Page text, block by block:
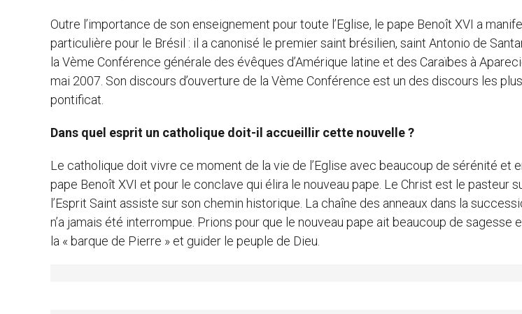
Outre l’importance de son enseignement pour toute l’Eglise, le pape Benoît XVI a
particulière pour le Brésil : il a canonisé le premier saint brésilien, saint Antonio de
la Vème Conférence générale des évêques d’Amérique latine et des Caraïbes à
mai 2007. Son discours d’ouverture de la Vème Conférence est un des discours les
pontificat.
Dans quel esprit un catholique doit-il accueillir cette nouvelle ?
Le catholique doit vivre ce moment de la vie de l’Eglise avec beaucoup de sérénité et
pape Benoît XVI et pour le conclave qui élira le nouveau pape. Le Christ est le pasteur
l’Esprit Saint assiste sur son chemin historique. La chaîne des anneaux dans la
n’a jamais été interrompue. Prions pour que le nouveau pape ait beaucoup de sagesse
la « barque de Pierre » et guider le peuple de Dieu.